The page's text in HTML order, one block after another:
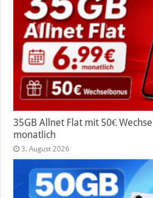
35GB Allnet Flat mit 50€
monatlich
3. August 2026